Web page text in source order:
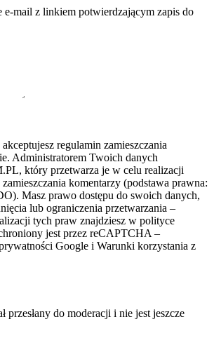
e-mail z linkiem potwierdzającym zapis do
regulamin zamieszczania
Administratorem Twoich danych
który przetwarza je w celu realizacji
komentarzy (podstawa prawna:
Masz prawo dostępu do swoich danych,
lub ograniczenia przetwarzania –
tych praw znajdziesz w polityce
jest przez reCAPTCHA –
Google i Warunki korzystania z
przesłany do moderacji i nie jest jeszcze